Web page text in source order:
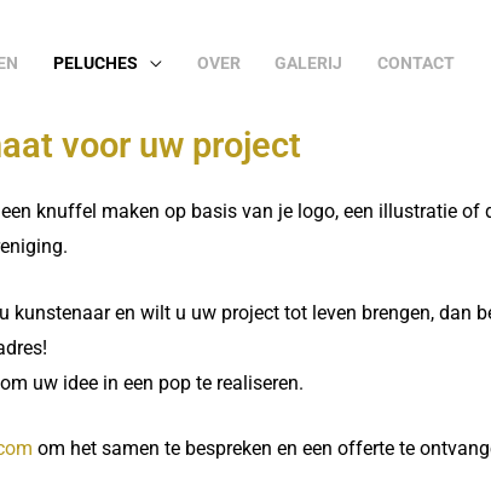
PELUCHES OVER GALERIJ CONTACT
voor uw project
knuffel maken op basis van je logo, een illustratie of
en wilt u uw project tot leven brengen, dan
uw idee in een pop te realiseren.
om het samen te bespreken en een offerte te